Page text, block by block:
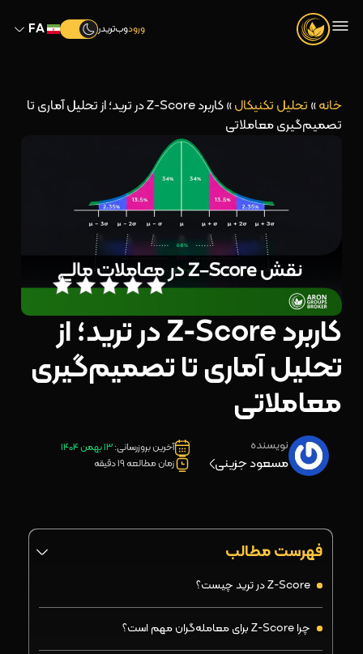
ورودوب‌تریدر
خانه» تحلیل تکنیکال»
کاربرد Z-Score در ترید؛ از تحلیل آماری تا
تصمیم‌گیری معاملاتی
کاربرد Z-Score در ترید؛ از
تحلیل آماری تا تصمیم‌گیری
معاملاتی
نویسنده
مسعود جزینی
آخرین بروزرسانی:13 بهمن 1404
زمان مطالعه 19 دقیقه
فهرست مطالب
Z-Score در ترید چیست؟
چرا Z-Score برای معامله‌گران مهم است؟